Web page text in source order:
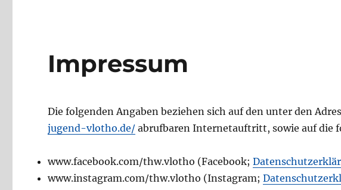
Impressum
Die folgenden Angaben beziehen sich auf den unter den
jugend-vlotho.de/ abrufbaren Internetauftritt, sowie auf die
www.facebook.com/thw.vlotho (Facebook;
www.instagram.com/thw.vlotho (Instagram;